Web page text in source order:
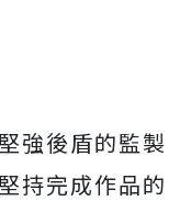
強後盾的監製
持完成作品的